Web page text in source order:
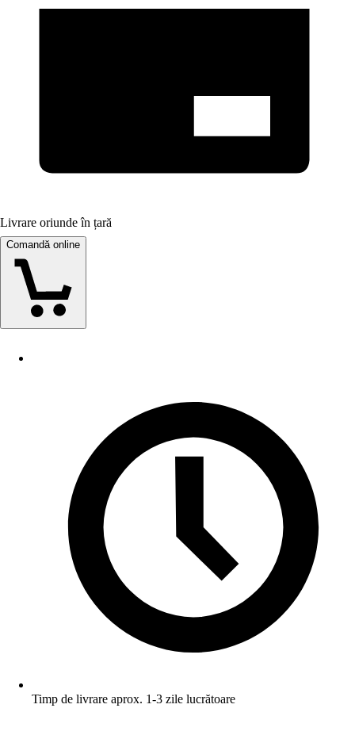
Livrare oriunde în țară
Comandă online
Timp de livrare aprox. 1-3 zile lucrătoare